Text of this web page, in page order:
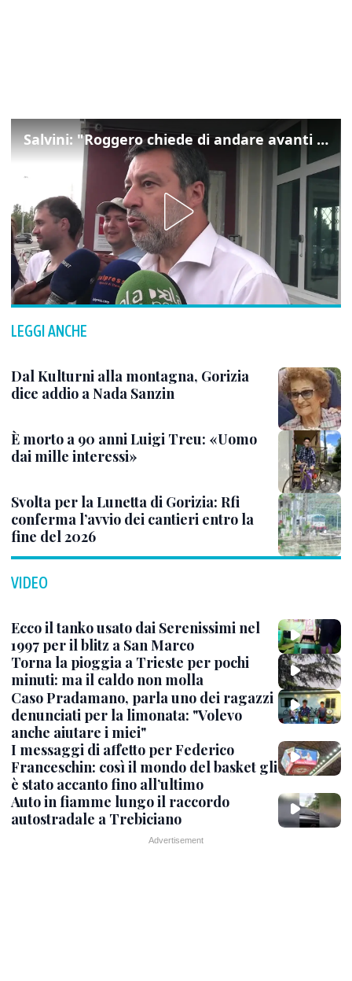
Salvini: "Roggero chiede di andare avanti su norma anti-risarcimenti"
LEGGI ANCHE
Dal Kulturni alla montagna, Gorizia
dice addio a Nada Sanzin
È morto a 90 anni Luigi Treu: «Uomo
dai mille interessi»
Svolta per la Lunetta di Gorizia: Rfi
conferma l’avvio dei cantieri entro la
fine del 2026
VIDEO
Ecco il tanko usato dai Serenissimi nel
1997 per il blitz a San Marco
Torna la pioggia a Trieste per pochi
minuti: ma il caldo non molla
Caso Pradamano, parla uno dei ragazzi
denunciati per la limonata: "Volevo
anche aiutare i miei"
I messaggi di affetto per Federico
Franceschin: così il mondo del basket gli
è stato accanto fino all’ultimo
Auto in fiamme lungo il raccordo
autostradale a Trebiciano